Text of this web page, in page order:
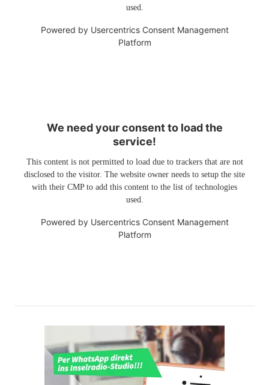
used.
Powered by Usercentrics Consent Management
Platform
We need your consent to load the
service!
This content is not permitted to load due to trackers that are not
disclosed to the visitor. The website owner needs to setup the site
with their CMP to add this content to the list of technologies
used.
Powered by Usercentrics Consent Management
Platform